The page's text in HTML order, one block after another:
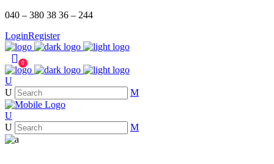
040 – 380 38 36 – 244
LoginRegister
0